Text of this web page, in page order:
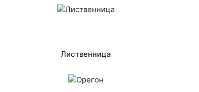
Лиственница